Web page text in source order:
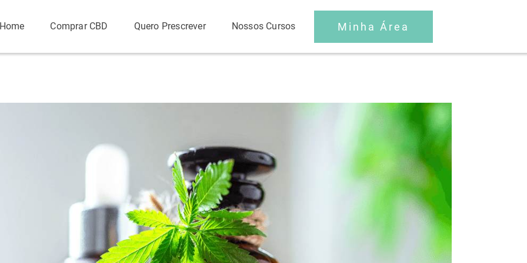
Home Comprar CBD Quero Prescrever Nossos Cursos Minha Área